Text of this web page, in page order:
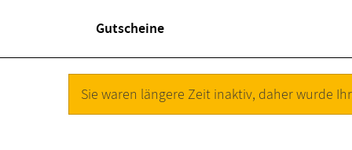
Gutscheine
Sie waren längere Zeit inaktiv, daher wurde